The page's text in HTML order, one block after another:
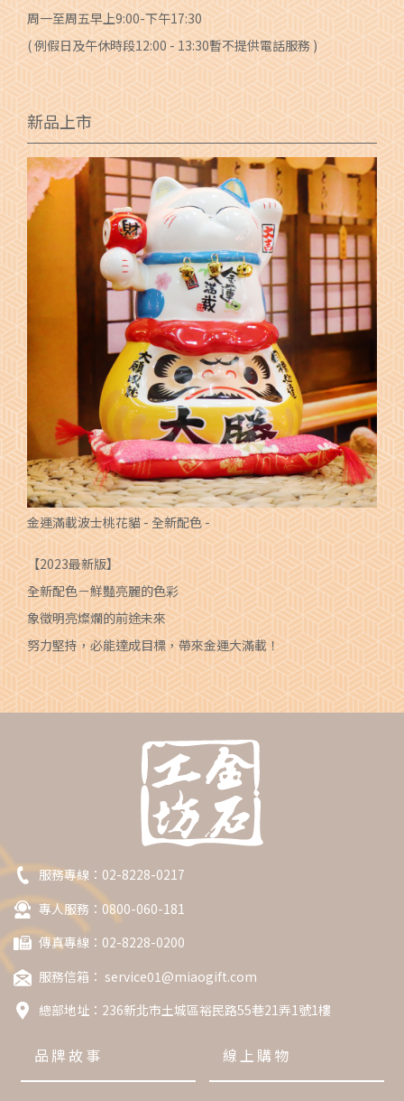
周一至周五早上9:00-下午17:30
( 例假日及午休時段12:00 - 13:30暫不提供電話服務 )
新品上市
金運滿載波士桃花貓 - 全新配色 -
【2023最新版】
全新配色－鮮豔亮麗的色彩
象徵明亮燦爛的前途未來
努力堅持，必能達成目標，帶來金運大滿載！
服務專線： 02-8228-0217
專人服務：0800-060-181
傳真專線：02-8228-0200
服務信箱： service01@miaogift.com
總部地址： 236新北市土城區裕民路55巷21弄1號1樓
品牌故事 線上購物